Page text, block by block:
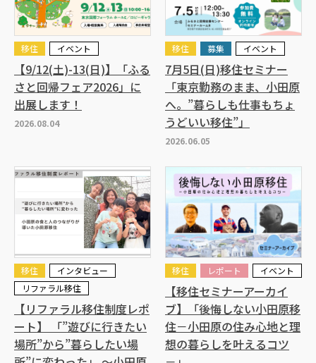
2026.08.04
移住 イベント
【9/12(土)-13(日)】「ふる
さと回帰フェア2026」に
出展します！
2026.06.05
移住 募集 イベント
7月5日(日)移住セミナー
「東京勤務のまま、小田原
へ。”暮らしも仕事もちょ
うどいい移住”」
移住
インタビュー
リファラル移住
【リファラル移住制度レポ
ート】 「”遊びに行きたい
場所”から”暮らしたい場
移住 レポート イベント
【移住セミナーアーカイ
ブ】「後悔しない小田原移
住－小田原の住み心地と理
想の暮らしを叶えるコツ